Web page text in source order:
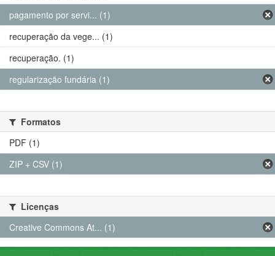
pagamento por servi... (1)
recuperação da vege... (1)
recuperação. (1)
regularização fundária (1)
Formatos
PDF (1)
ZIP + CSV (1)
Licenças
Creative Commons At... (1)